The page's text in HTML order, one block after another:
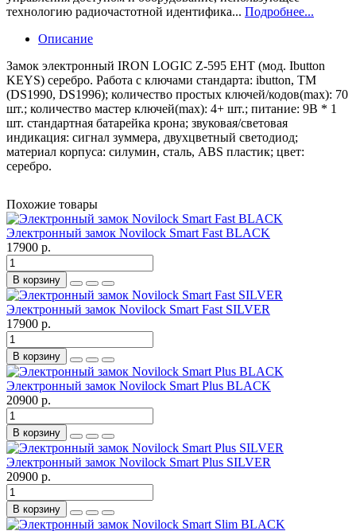
технологию радиочастотной идентифика... Подробнее...
Описание
Замок электронный IRON LOGIC Z-595 EHT (мод. Ibutton
KEYS) серебро. Работа с ключами стандарта: ibutton, TM
(DS1990, DS1996); количество простых ключей/кодов(max): 70
шт.; количество мастер ключей(max): 4+ шт.; питание: 9В * 1
шт. стандартная батарейка крона; звуковая/световая
индикация: сигнал зуммера, двухцветный светодиод;
материал корпуса: силумин, сталь, ABS пластик; цвет:
серебро.
Похожие товары
Электронный замок Novilock Smart Fast BLACK
17900 р.
В корзину
Электронный замок Novilock Smart Fast SILVER
17900 р.
В корзину
Электронный замок Novilock Smart Plus BLACK
20900 р.
В корзину
Электронный замок Novilock Smart Plus SILVER
20900 р.
В корзину